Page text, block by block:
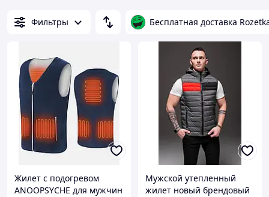
Фильтры Бесплатная доставка
Жилет с подогревом
ANOOPSYCHE для мужчин
Мужской утепленный
жилет новый брендовый